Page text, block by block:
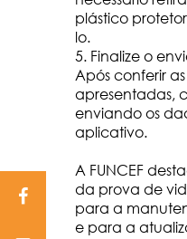
plástico
lo.
5. Finalize o
Após conferir
apresentadas,
enviando os
aplicativo.
A FUNCEF
da prova de
para a
e para a